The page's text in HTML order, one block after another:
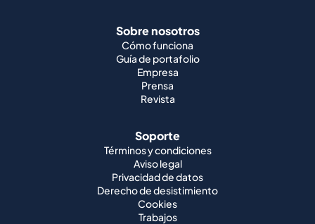
Sobre nosotros
Cómo funciona
Guía de portafolio
Empresa
Prensa
Revista
Soporte
Términos y condiciones
Aviso legal
Privacidad de datos
Derecho de desistimiento
Cookies
Trabajos